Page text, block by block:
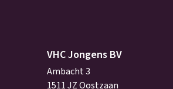
VHC Jongens BV
Ambacht 3
1511 JZ Oostzaan